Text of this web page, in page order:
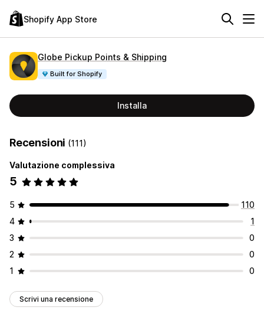
Shopify App Store
Globe Pickup Points & Shipping
Built for Shopify
Installa
Recensioni (111)
Valutazione complessiva
5
5
110
4
1
3
0
2
0
1
0
Scrivi una recensione